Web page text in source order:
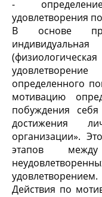
- определение
удовлетворения
В основе
определенного
мотивацию
побуждения
достижения
организации».
этапов
удовлетворением.
Действия по